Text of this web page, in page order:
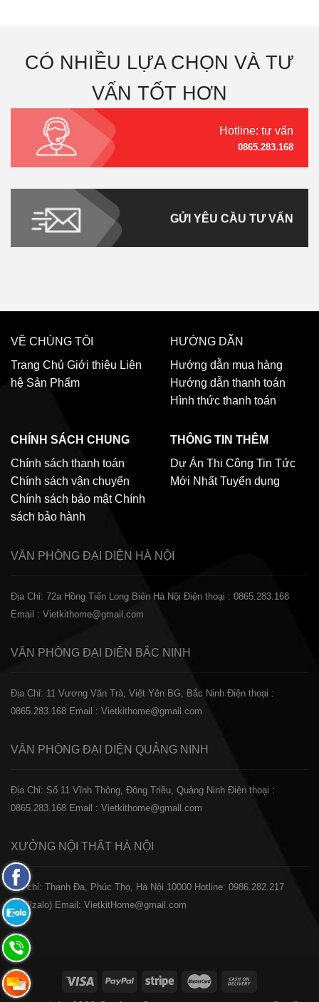
CÓ NHIỀU LỰA CHỌN VÀ TƯ
VẤN TỐT HƠN
Hotline: tư vấn
0865.283.168
GỬI YÊU CẦU TƯ VẤN
VỀ CHÚNG TÔI
Trang Chủ Giới thiệu Liên
hệ Sản Phẩm
HƯỚNG DẪN
Hướng dẫn mua hàng
Hướng dẫn thanh toán
Hình thức thanh toán
CHÍNH SÁCH CHUNG
Chính sách thanh toán
Chính sách vận chuyển
Chính sách bảo mật Chính
sách bảo hành
THÔNG TIN THÊM
Dự Án Thi Công Tin Tức
Mới Nhất Tuyển dụng
VĂN PHÒNG ĐẠI DIỆN HÀ NỘI
Địa Chỉ: 72a Hồng Tiến Long Biên Hà Nội Điện thoại : 0865.283.168
Email : Vietkithome@gmail.com
VĂN PHÒNG ĐẠI DIỆN BẮC NINH
Địa Chỉ: 11 Vương Văn Trà, Việt Yên BG, Bắc Ninh Điện thoại :
0865.283.168 Email : Vietkithome@gmail.com
VĂN PHÒNG ĐẠI DIỆN QUẢNG NINH
Địa Chỉ: Số 11 Vĩnh Thông, Đông Triều, Quảng Ninh Điện thoại :
0865.283.168 Email : Vietkithome@gmail.com
XƯỞNG NỘI THẤT HÀ NỘI
️Địa chỉ: Thanh Đa, Phúc Thọ, Hà Nội 10000 Hotline: 0986.282.217
(Call/zalo) Email: VietkitHome@gmail.com
Fanpage
Facebook
Zalo:
0865.283.168
Hotline:
0865.283.168
Hotline: